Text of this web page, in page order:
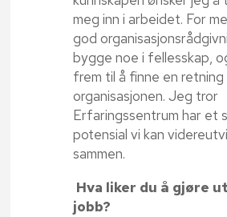
meg inn i arbeidet. For
god
bygge noe i fellesskap,
frem til å finne en
organisasjonen. Jeg tror
Erfaringssentrum har et
potensial vi kan
sammen.
Hva liker du å gjøre
jobb?